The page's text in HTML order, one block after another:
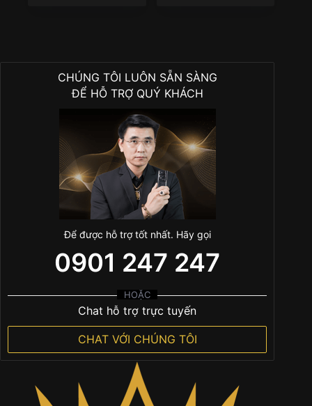
CHÚNG TÔI LUÔN SẴN SÀNG
ĐỂ HỖ TRỢ QUÝ KHÁCH
Để được hỗ trợ tốt nhất. Hãy gọi
0901 247 247
HOẶC
Chat hỗ trợ trực tuyến
CHAT VỚI CHÚNG TÔI